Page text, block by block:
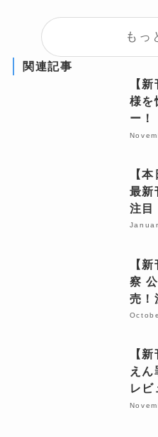
もっ
関連記事
【
様を
ー！
【
最新
注目
【
察
売！
【
え
レビ